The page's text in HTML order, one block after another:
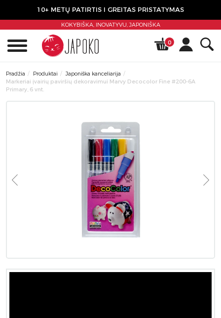
10+ METŲ PATIRTIS I GREITAS PRISTATYMAS
KOKYBIŠKA, INOVATYVU,JAPONIŠKA
0
Pradžia Produktai
Japoniška kanceliarija
Markeriai įvairių paviršių dekoravimui Marvy Decocolor Fine #200-6A
Primary, 6 vnt.